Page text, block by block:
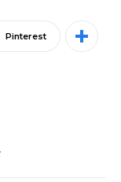
Pinterest